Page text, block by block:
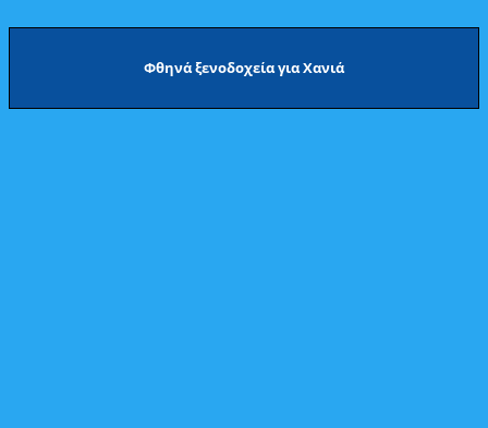
Φθηνά ξενοδοχεία για Χανιά